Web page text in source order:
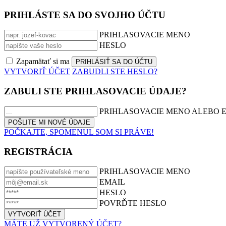
PRIHLÁSTE SA DO SVOJHO ÚČTU
PRIHLASOVACIE MENO
HESLO
Zapamätať si ma
VYTVORIŤ ÚČET ZABUDLI STE HESLO?
ZABULI STE PRIHLASOVACIE ÚDAJE?
PRIHLASOVACIE MENO ALEBO
POČKAJTE, SPOMENUL SOM SI PRÁVE!
REGISTRÁCIA
PRIHLASOVACIE MENO
EMAIL
HESLO
POVRĎTE HESLO
MÁTE UŽ VYTVORENÝ ÚČET?